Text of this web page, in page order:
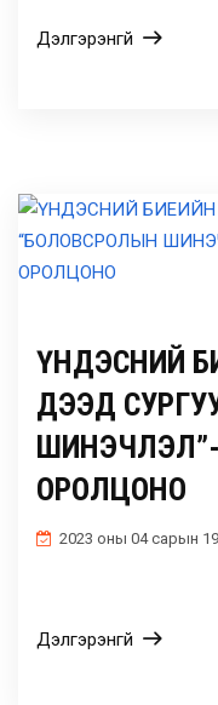
Дэлгэрэнгүй
ҮНДЭСНИЙ
ДЭЭД
ОРОЛЦОНО
2023 оны 04 сарын 19
Дэлгэрэнгүй